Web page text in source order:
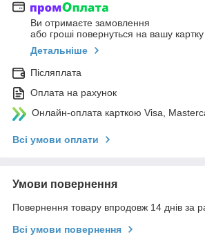
Ви отримаєте замовлення
або гроші повернуться на вашу картку
Детальніше
Післяплата
Оплата на рахунок
Онлайн-оплата карткою Visa,
Всі умови оплати
Умови повернення
Повернення товару впродовж 14 днів за
Всі умови повернення